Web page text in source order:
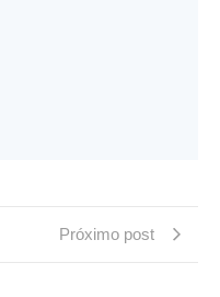
Próximo post